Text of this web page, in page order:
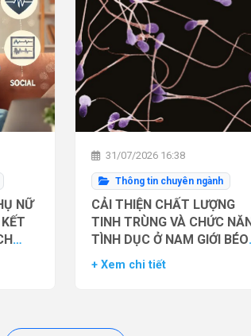
NỮ
31/07/2026 16:38
Thông tin chuyên ngành
CẢI THIỆN CHẤT LƯỢNG
TINH TRÙNG VÀ CHỨC
TÌNH DỤC Ở NAM GIỚI BÉO
PHÌ BẰNG THUỐC ĐỒNG
+ Xem chi tiết